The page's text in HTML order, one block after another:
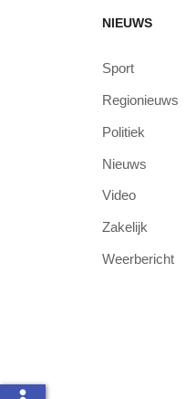
NIEUWS
Sport
Regionieuws
Politiek
Nieuws
Video
Zakelijk
Weerbericht